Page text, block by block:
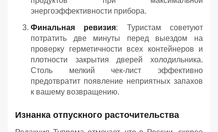
энергоэффективности прибора.
Финальная ревизия: Туристам советуют
потратить две минуты перед выездом на
проверку герметичности всех контейнеров и
плотности закрытия дверей холодильника.
Столь мелкий чек-лист эффективно
предотвратит появление неприятных запахов
к вашему возвращению.
Изнанка отпускного расточительства